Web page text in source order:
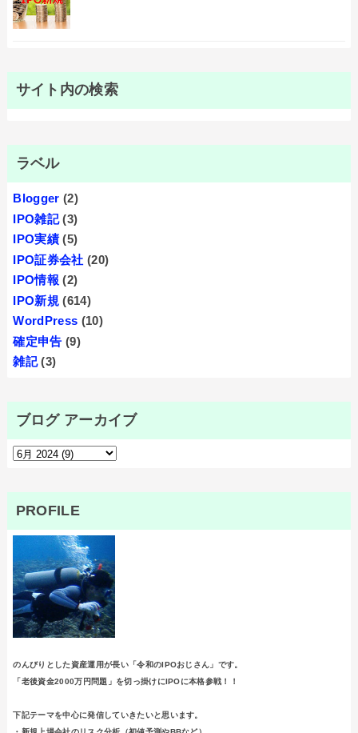
サイト内の検索
ラベル
Blogger (2)
IPO雑記 (3)
IPO実績 (5)
IPO証券会社 (20)
IPO情報 (2)
IPO新規 (614)
WordPress (10)
確定申告 (9)
雑記 (3)
ブログ アーカイブ
PROFILE
のんびりとした資産運用が長い「令和のIPOおじさん」です。
「老後資金2000万円問題」を切っ掛けにIPOに本格参戦！！
下記テーマを中心に発信していきたいと思います。